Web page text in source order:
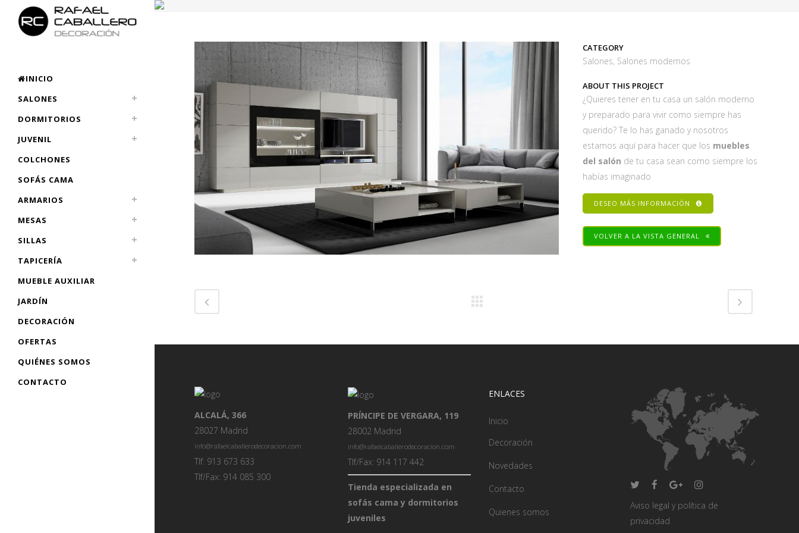
INICIO
SALONES
DORMITORIOS
JUVENIL
COLCHONES
SOFÁS CAMA
ARMARIOS
MESAS
SILLAS
TAPICERÍA
MUEBLE AUXILIAR
JARDÍN
DECORACIÓN
OFERTAS
QUIÉNES SOMOS
CONTACTO
CATEGORY
Salones, Salones modernos
ABOUT THIS PROJECT
¿Quieres tener en tu casa un salón moderno
y preparado para vivir como siempre has
querido? Te lo has ganado y nosotros
estamos aquí para hacer que los muebles
del salón de tu casa sean como siempre los
habías imaginado
DESEO MÁS INFORMACIÓN
VOLVER A LA VISTA GENERAL
ALCALÁ, 366
28027 Madrid
info@rafaelcaballerodecoracion.com
Tlf: 913 673 633
Tlf/Fax: 914 085 300
PRÍNCIPE DE VERGARA, 119
28002 Madrid
info@rafaelcaballerodecoracion.com
Tlf/Fax: 914 117 442
Tienda especializada en
sofás cama y dormitorios
juveniles
ENLACES
Inicio
Decoración
Novedades
Contacto
Quienes somos
Aviso legal y política de
privacidad